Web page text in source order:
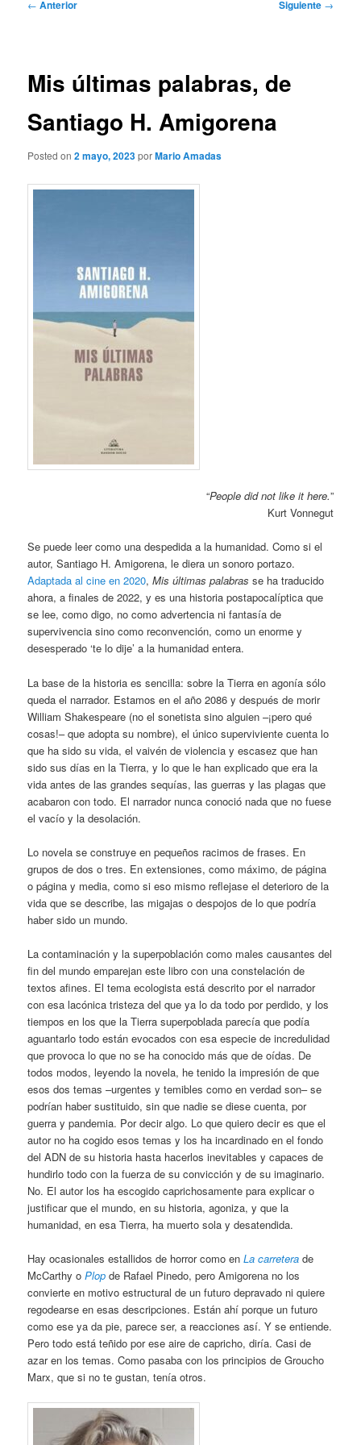
← Anterior Siguiente →
Mis últimas palabras, de
Santiago H. Amigorena
Posted on2 mayo, 2023porMario Amadas
“People did not like it here.”
Kurt Vonnegut
Se puede leer como una despedida a la humanidad. Como si el
autor, Santiago H. Amigorena, le diera un sonoro portazo.
Adaptada al cine en 2020,Mis últimas palabras se ha traducido
ahora, a finales de 2022, y es una historia postapocalíptica que
se lee, como digo, no como advertencia ni fantasía de
supervivencia sino como reconvención, como un enorme y
desesperado ‘te lo dije’ a la humanidad entera.
La base de la historia es sencilla: sobre la Tierra en agonía sólo
queda el narrador. Estamos en el año 2086 y después de morir
William Shakespeare (no el sonetista sino alguien –¡pero qué
cosas!– que adopta su nombre), el único superviviente cuenta lo
que ha sido su vida, el vaivén de violencia y escasez que han
sido sus días en la Tierra, y lo que le han explicado que era la
vida antes de las grandes sequías, las guerras y las plagas que
acabaron con todo. El narrador nunca conoció nada que no fuese
el vacío y la desolación.
Lo novela se construye en pequeños racimos de frases. En
grupos de dos o tres. En extensiones, como máximo, de página
o página y media, como si eso mismo reflejase el deterioro de la
vida que se describe, las migajas o despojos de lo que podría
haber sido un mundo.
La contaminación y la superpoblación como males causantes del
fin del mundo emparejan este libro con una constelación de
textos afines. El tema ecologista está descrito por el narrador
con esa lacónica tristeza del que ya lo da todo por perdido, y los
tiempos en los que la Tierra superpoblada parecía que podía
aguantarlo todo están evocados con esa especie de incredulidad
que provoca lo que no se ha conocido más que de oídas. De
todos modos, leyendo la novela, he tenido la impresión de que
esos dos temas –urgentes y temibles como en verdad son– se
podrían haber sustituido, sin que nadie se diese cuenta, por
guerra y pandemia. Por decir algo. Lo que quiero decir es que el
autor no ha cogido esos temas y los ha incardinado en el fondo
del ADN de su historia hasta hacerlos inevitables y capaces de
hundirlo todo con la fuerza de su convicción y de su imaginario.
No. El autor los ha escogido caprichosamente para explicar o
justificar que el mundo, en su historia, agoniza, y que la
humanidad, en esa Tierra, ha muerto sola y desatendida.
Hay ocasionales estallidos de horror como enLa carretera de
McCarthy oPlop de Rafael Pinedo, pero Amigorena no los
convierte en motivo estructural de un futuro depravado ni quiere
regodearse en esas descripciones. Están ahí porque un futuro
como ese ya da pie, parece ser, a reacciones así. Y se entiende.
Pero todo está teñido por ese aire de capricho, diría. Casi de
azar en los temas. Como pasaba con los principios de Groucho
Marx, que si no te gustan, tenía otros.